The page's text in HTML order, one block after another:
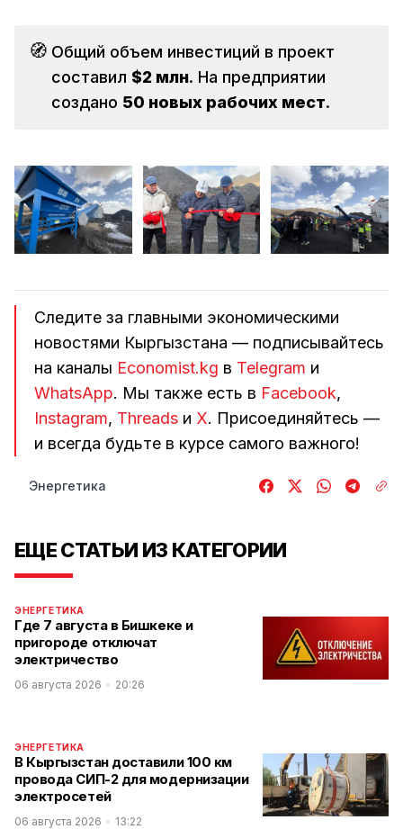
🧭 Общий объем инвестиций в проект
составил $2 млн. На предприятии
создано 50 новых рабочих мест.
Следите за главными экономическими
новостями Кыргызстана — подписывайтесь
на каналы Economist.kg в Telegram и
WhatsApp. Мы также есть в Facebook,
Instagram, Threads и Х. Присоединяйтесь —
и всегда будьте в курсе самого важного!
Энергетика
ЕЩЕ СТАТЬИ ИЗ КАТЕГОРИИ
ЭНЕРГЕТИКА
Где 7 августа в Бишкеке и
пригороде отключат
электричество
06 августа 2026 20:26
ЭНЕРГЕТИКА
В Кыргызстан доставили 100 км
провода СИП-2 для модернизации
электросетей
06 августа 2026 13:22